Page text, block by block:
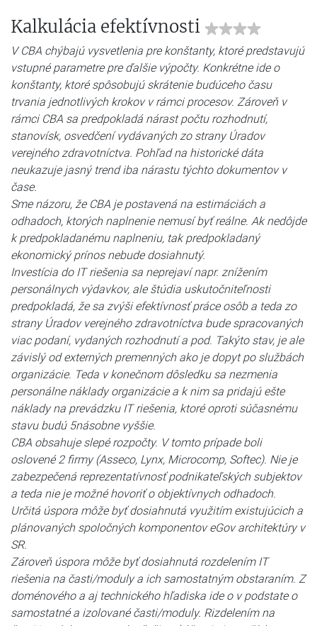
Kalkulácia efektívnosti
V CBA chýbajú vysvetlenia pre konštanty, ktoré predstavujú
vstupné parametre pre ďalšie výpočty. Konkrétne ide o
konštanty, ktoré spôsobujú skrátenie budúceho času
trvania jednotlivých krokov v rámci procesov. Zároveň v
rámci CBA sa predpokladá nárast počtu rozhodnutí,
stanovísk, osvedčení vydávaných zo strany Úradov
verejného zdravotníctva. Pohľad na historické dáta
neukazuje jasný trend iba nárastu týchto dokumentov v
čase.
Sme názoru, že CBA je postavená na estimáciách a
odhadoch, ktorých naplnenie nemusí byť reálne. Ak nedôjde
k predpokladanému naplneniu, tak predpokladaný
ekonomický prínos nebude dosiahnutý.
Investícia do IT riešenia sa neprejaví napr. znížením
personálnych výdavkov, ale štúdia uskutočniteľnosti
predpokladá, že sa zvýši efektívnosť práce osôb a teda zo
strany Úradov verejného zdravotníctva bude spracovaných
viac podaní, vydaných rozhodnutí a pod. Takýto stav, je ale
závislý od externých premenných ako je dopyt po službách
organizácie. Teda v konečnom dôsledku sa nezmenia
personálne náklady organizácie a k nim sa pridajú ešte
náklady na prevádzku IT riešenia, ktoré oproti súčasnému
stavu budú 5násobne vyššie.
CBA obsahuje slepé rozpočty. V tomto prípade boli
oslovené 2 firmy (Asseco, Lynx, Microcomp, Softec). Nie je
zabezpečená reprezentatívnosť podnikateľských subjektov
a teda nie je možné hovoriť o objektívnych odhadoch.
Určitá úspora môže byť dosiahnutá využitím existujúcich a
plánovaných spoločných komponentov eGov architektúry v
SR.
Zároveň úspora môže byť dosiahnutá rozdelením IT
riešenia na časti/moduly a ich samostatným obstaraním. Z
doménového a aj technického hľadiska ide o v podstate o
samostatné a izolované časti/moduly. Rizdelením na